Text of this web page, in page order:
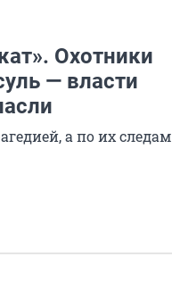
Охотники
— власти
а по их следам